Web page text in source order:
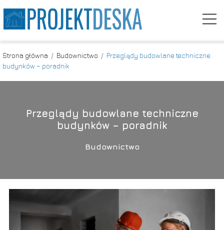
Strona główna / Budownictwo / Przeglądy budowlane techniczne
budynków – poradnik
Przeglądy budowlane techniczne
budynków – poradnik
Budownictwo